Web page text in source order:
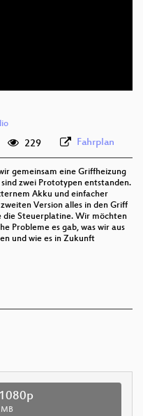
229 Fahrplan
gemeinsam eine Griffheizung
zwei Prototypen entstanden.
Akku und einfacher
Version alles in den Griff
die Steuerplatine. Wir möchten
Probleme es gab, was wir aus
und wie es in Zukunft